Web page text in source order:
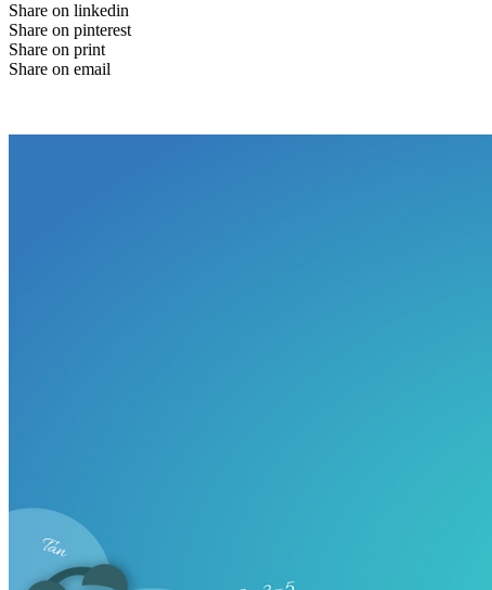
Share on linkedin
Share on pinterest
Share on print
Share on email